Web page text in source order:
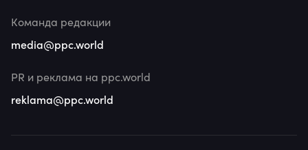
Команда редакции
media@ppc.world
PR и реклама на ppc.world
reklama@ppc.world